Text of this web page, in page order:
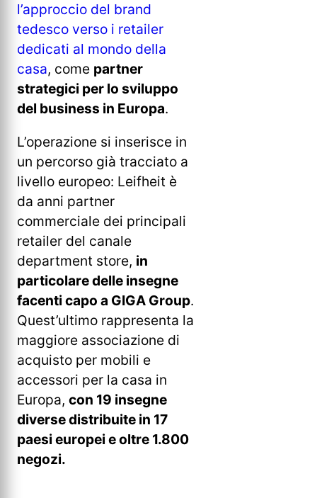
l’approccio del brand
tedesco verso i retailer
dedicati al mondo della
casa, come partner
strategici per lo sviluppo
del business in Europa.
L’operazione si inserisce in
un percorso già tracciato a
livello europeo: Leifheit è
da anni partner
commerciale dei principali
retailer del canale
department store, in
particolare delle insegne
facenti capo a GIGA Group.
Quest’ultimo rappresenta la
maggiore associazione di
acquisto per mobili e
accessori per la casa in
Europa, con 19 insegne
diverse distribuite in 17
paesi europei e oltre 1.800
negozi.